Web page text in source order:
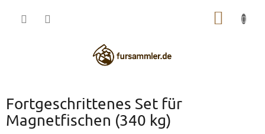
Fortgeschrittenes Set für
Magnetfischen (340 kg)